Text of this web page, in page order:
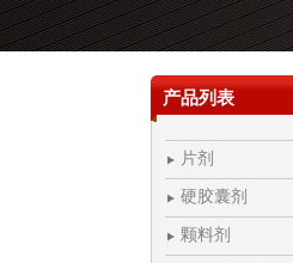
产品列表
片剂
硬胶囊剂
颗料剂